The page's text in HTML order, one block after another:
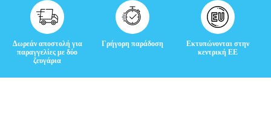
Κ
ρ
Δωρεάν αποστολή για
παραγγελίες με δύο
ζευγάρια
Γρήγορη παράδοση
Εκτυπώνονται στην
κεντρική ΕΕ